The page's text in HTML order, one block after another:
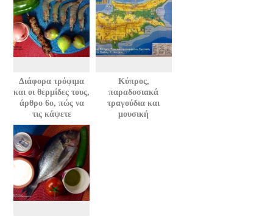
Διάφορα τρόφιμα
και οι θερμίδες τους,
άρθρο 6ο, πώς να
τις κάψετε
Κύπρος,
παραδοσιακά
τραγούδια και
μουσική